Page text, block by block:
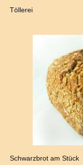
Töllerei
Schwarzbrot am Stück